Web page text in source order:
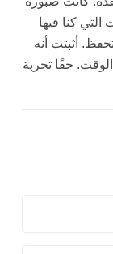
كنا فيها
أثبتت أنه
حقًا تجربة